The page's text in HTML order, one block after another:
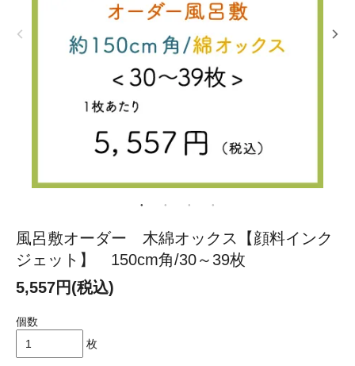
風呂敷オーダー 木綿オックス【顔料インク
ジェット】 150cm角/30～39枚
5,557円(税込)
個数
枚